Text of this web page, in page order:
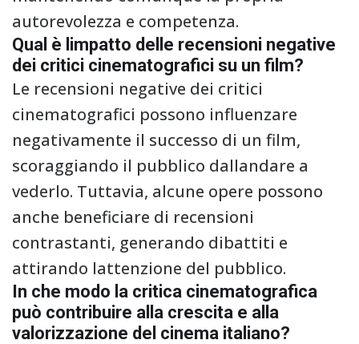
autorevolezza e competenza.
Qual è limpatto delle recensioni negative
dei critici cinematografici su un film?
Le recensioni negative dei critici
cinematografici possono influenzare
negativamente il successo di un film,
scoraggiando il pubblico dallandare a
vederlo. Tuttavia, alcune opere possono
anche beneficiare di recensioni
contrastanti, generando dibattiti e
attirando lattenzione del pubblico.
In che modo la critica cinematografica
può contribuire alla crescita e alla
valorizzazione del cinema italiano?